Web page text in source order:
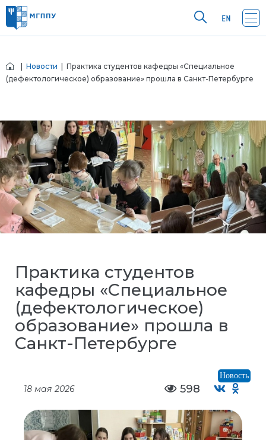
Новости | Практика студентов кафедры «Специальное
(дефектологическое) образование» прошла в Санкт-Петербурге
Практика студентов
кафедры «Специальное
(дефектологическое)
образование» прошла в
Санкт-Петербурге
Новость
18 мая 2026 598